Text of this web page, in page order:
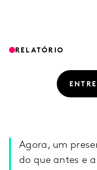
RELATÓRIO
Agora, um
do que antes e